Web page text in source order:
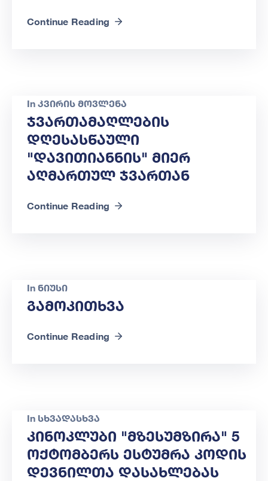
Continue Reading
In კვირის მოვლენა
Ჯვართამაღლების
Დღესასწაული
"დავითიანნის" Მიერ
Აღმართულ Ჯვართან
Continue Reading
In ნიუსი
Გამოკითხვა
Continue Reading
In სხვადასხვა
Კინოკლუბი "მზესუმზირა" 5
Ოქტომბერს Ესტუმრა Კოდის
Დევნილთა Დასახლებას